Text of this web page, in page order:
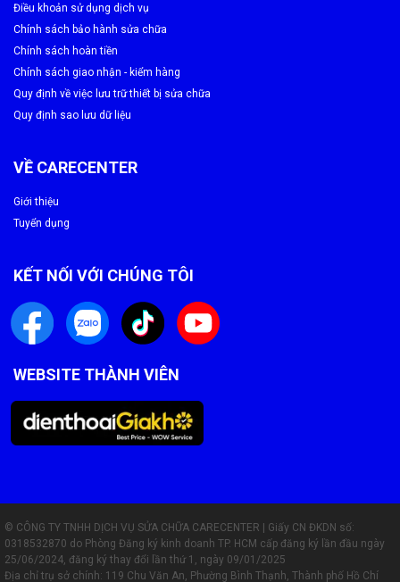
Điều khoản sử dụng dịch vụ
Chính sách bảo hành sửa chữa
Chính sách hoàn tiền
Chính sách giao nhận - kiểm hàng
Quy định về việc lưu trữ thiết bị sửa chữa
Quy định sao lưu dữ liệu
VỀ CARECENTER
Giới thiệu
Tuyển dụng
KẾT NỐI VỚI CHÚNG TÔI
WEBSITE THÀNH VIÊN
© CÔNG TY TNHH DỊCH VỤ SỬA CHỮA CARECENTER | Giấy CN ĐKDN số:
0318532870 do Phòng Đăng ký kinh doanh TP. HCM cấp đăng ký lần đầu ngày
25/06/2024, đăng ký thay đổi lần thứ 1, ngày 09/01/2025
Địa chỉ trụ sở chính: 119 Chu Văn An, Phường Bình Thạnh, Thành phố Hồ Chí